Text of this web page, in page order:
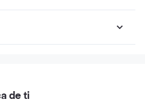
de ti